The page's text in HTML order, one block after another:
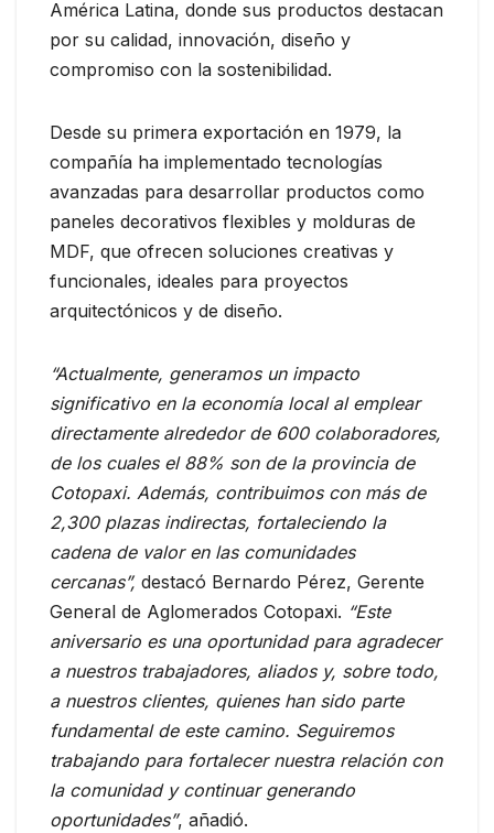
América Latina, donde sus productos destacan
por su calidad, innovación, diseño y
compromiso con la sostenibilidad.
Desde su primera exportación en 1979, la
compañía ha implementado tecnologías
avanzadas para desarrollar productos como
paneles decorativos flexibles y molduras de
MDF, que ofrecen soluciones creativas y
funcionales, ideales para proyectos
arquitectónicos y de diseño.
“Actualmente, generamos un impacto
significativo en la economía local al emplear
directamente alrededor de 600 colaboradores,
de los cuales el 88% son de la provincia de
Cotopaxi. Además, contribuimos con más de
2,300 plazas indirectas, fortaleciendo la
cadena de valor en las comunidades
cercanas”, destacó Bernardo Pérez, Gerente
General de Aglomerados Cotopaxi. “Este
aniversario es una oportunidad para agradecer
a nuestros trabajadores, aliados y, sobre todo,
a nuestros clientes, quienes han sido parte
fundamental de este camino. Seguiremos
trabajando para fortalecer nuestra relación con
la comunidad y continuar generando
oportunidades”, añadió.